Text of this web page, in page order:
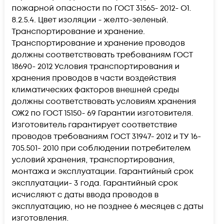
пожарной опасности по ГОСТ 31565- 2012- О1.
8.2.5.4. Цвет изоляции - желто-зеленый.
Транспортирование и хранение.
Транспортирование и хранение проводов
должны соответствовать требованиям ГОСТ
18690- 2012 Условия транспортирования и
хранения проводов в части воздействия
климатических факторов внешней среды
должны соответствовать условиям хранения
ОЖ2 по ГОСТ 15150- 69 Гарантии изготовителя.
Изготовитель гарантирует соответствие
проводов требованиям ГОСТ 31947- 2012 и ТУ 16-
705.501- 2010 при соблюдении потребителем
условий хранения, транспортирования,
монтажа и эксплуатации. Гарантийный срок
эксплуатации- 3 года. Гарантийный срок
исчисляют с даты ввода проводов в
эксплуатацию, но не позднее 6 месяцев с даты
изготовления.